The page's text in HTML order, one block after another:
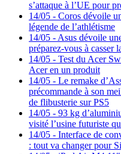
s’attaque à l’UE pour
14/05 - Coros dévoile
légende de l’athlétisme
14/05 - Asus dévoile
préparez-vous à casser
14/05 - Test du Acer
Acer en un produit
14/05 - Le remake
précommande à son
de flibusterie sur PS5
14/05 - 93 kg
visité l’usine futuriste
14/05 - Interface de
: tout va changer pour